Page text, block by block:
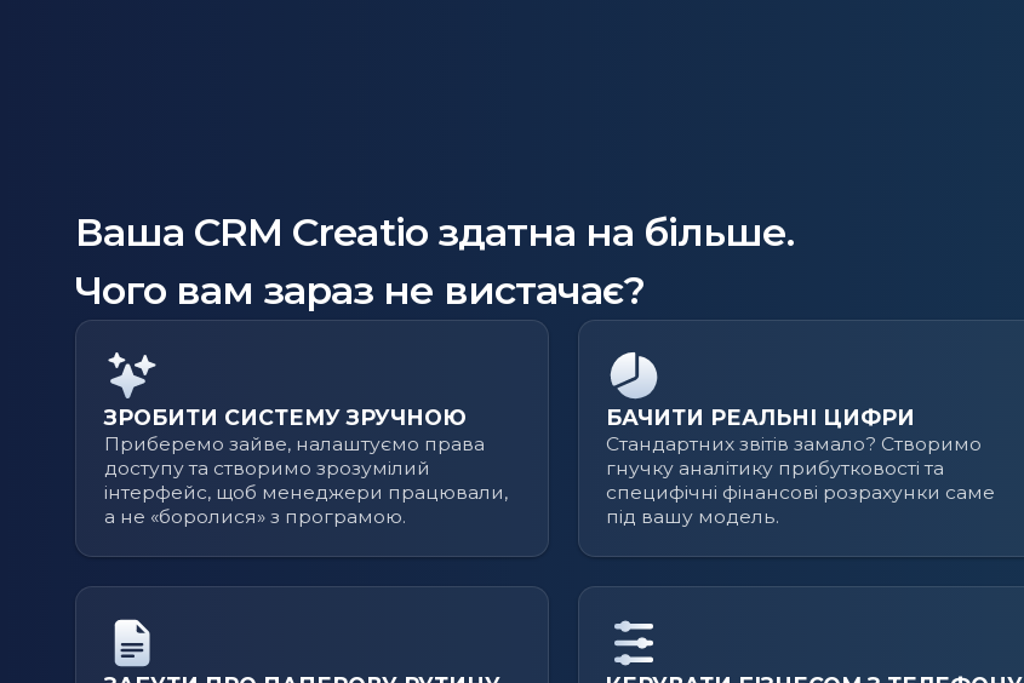
Ваша CRM Creatio здатна на більше.
Чого вам зараз не вистачає?
ЗРОБИТИ СИСТЕМУ ЗРУЧНОЮ
Приберемо зайве, налаштуємо права
доступу та створимо зрозумілий
інтерфейс, щоб менеджери працювали,
а не «боролися» з програмою.
БАЧИТИ РЕАЛЬНІ ЦИФРИ
Стандартних звітів замало? Створимо
гнучку аналітику прибутковості та
специфічні фінансові розрахунки саме
під вашу модель.